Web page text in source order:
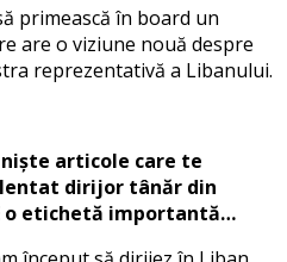
primească în board un
are o viziune nouă despre
reprezentativă a Libanului.
articole care te
dirijor tânăr din
o etichetă importantă…